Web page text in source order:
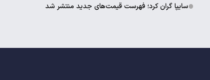
سایپا گران کرد؛ فهرست قیمت‌های جدید منتشر شد